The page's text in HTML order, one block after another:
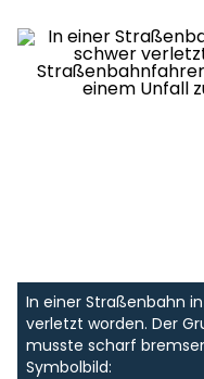
In einer Straßenbahn
verletzt worden. Der
musste scharf
Symbolbild: